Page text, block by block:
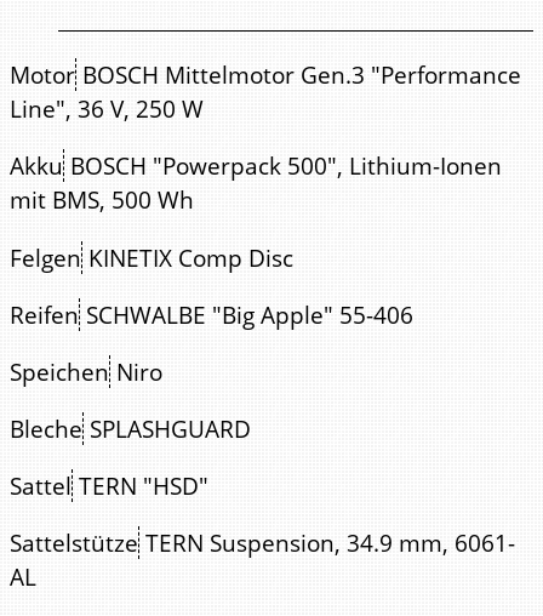
Motor BOSCH Mittelmotor Gen.3 "Performance
Line", 36 V, 250 W
Akku BOSCH "Powerpack 500", Lithium-Ionen
mit BMS, 500 Wh
Felgen KINETIX Comp Disc
Reifen SCHWALBE "Big Apple" 55-406
Speichen Niro
Bleche SPLASHGUARD
Sattel TERN "HSD"
Sattelstütze TERN Suspension, 34.9 mm, 6061-
AL